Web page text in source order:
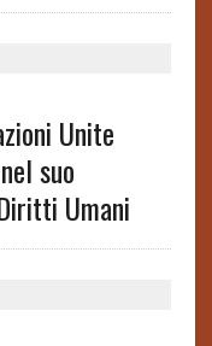
Unite
suo
Umani